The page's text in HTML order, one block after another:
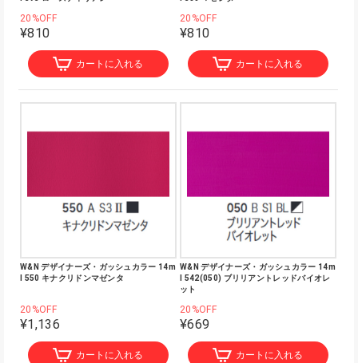
20%OFF
¥810
カートに入れる
20%OFF
¥810
カートに入れる
W&N デザイナーズ・ガッシュカラー 14m
l 550 キナクリドンマゼンタ
20%OFF
¥1,136
カートに入れる
W&N デザイナーズ・ガッシュカラー 14m
l 542(050) ブリリアントレッドバイオレ
ット
20%OFF
¥669
カートに入れる